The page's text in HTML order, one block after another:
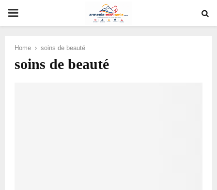
PRIMARY
Home soins de beauté
soins de beauté